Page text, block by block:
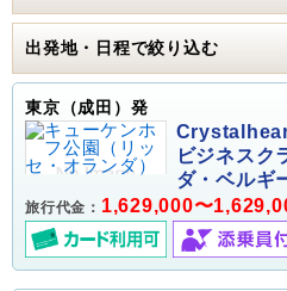
出発地・日程で絞り込む
東京（成田）発
ビジネスク
ダ・ベルギ
旅行代金： 1,629,000〜